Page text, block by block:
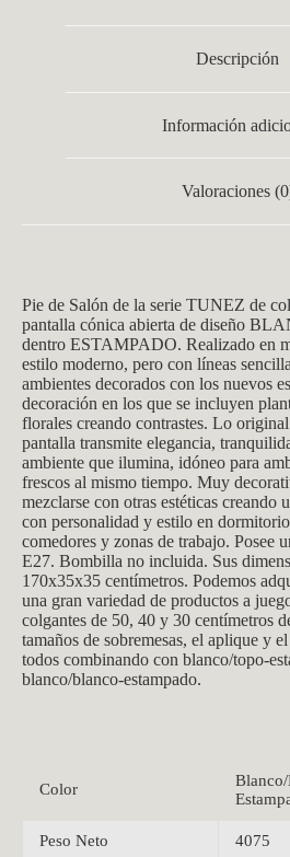
Descripción
Información
Valoraciones
Pie de Salón de la serie TUNEZ de
pantalla cónica abierta de diseño
dentro ESTAMPADO. Realizado en
estilo moderno, pero con líneas
ambientes decorados con los nuevos
decoración en los que se incluyen
florales creando contrastes. Lo
pantalla transmite elegancia,
ambiente que ilumina, idóneo para
frescos al mismo tiempo. Muy
mezclarse con otras estéticas creando
con personalidad y estilo en
comedores y zonas de trabajo. Posee
E27. Bombilla no incluida. Sus
170x35x35 centímetros. Podemos
una gran variedad de productos a
colgantes de 50, 40 y 30 centímetros
tamaños de sobremesas, el aplique y
todos combinando con blanco/topo-
blanco/blanco-estampado.
Color
Peso Neto 4075